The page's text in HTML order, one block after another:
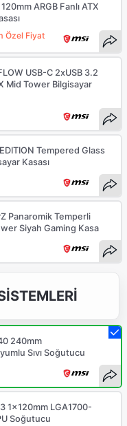
Özel Fiyat
ARGB Fanlı ATX
USB-C 2xUSB 3.2
Mid Tower Bilgisayar
Tempered Glass
Kasası
Panaromik Temperli
Siyah Gaming Kasa
240mm
Sıvı Soğutucu
1x120mm LGA1700-
Soğutucu